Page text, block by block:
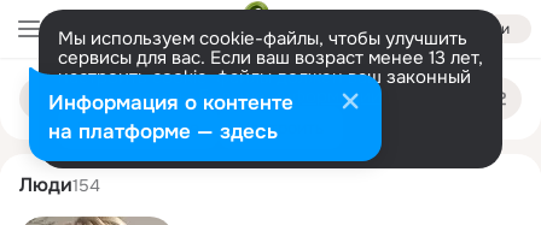
Войти
Мы используем cookie-файлы, чтобы улучшить
сервисы для вас. Если ваш возраст менее 13 лет,
настроить cookie-файлы должен ваш законный
представитель. Больше информации
Разрешить все Настроить
Поиск
людям
elena glumova
Люди154
Информация о контенте
на платформе — здесь